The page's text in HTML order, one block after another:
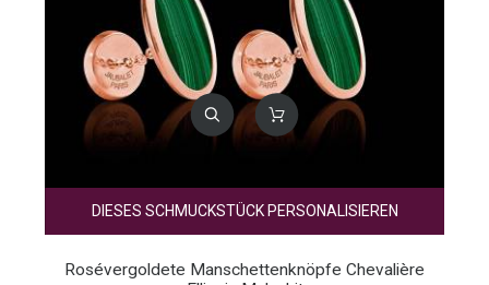
DIESES SCHMUCKSTÜCK PERSONALISIEREN
Rosévergoldete Manschettenknöpfe Chevalière